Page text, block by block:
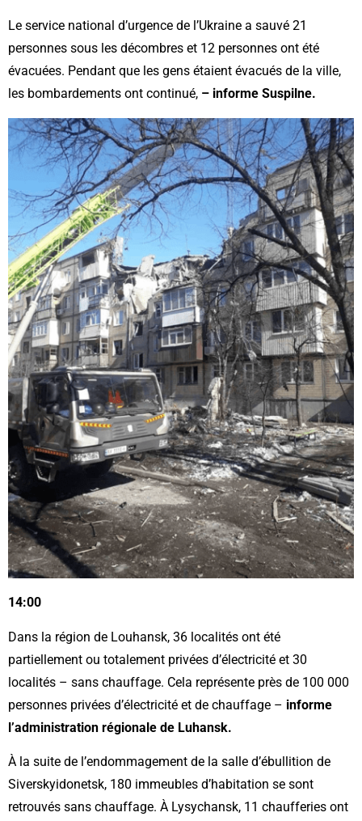
Le service national d’urgence de l’Ukraine a sauvé 21
personnes sous les décombres et 12 personnes ont été
évacuées. Pendant que les gens étaient évacués de la ville,
les bombardements ont continué, – informe Suspilne.
14:00
Dans la région de Louhansk, 36 localités ont été
partiellement ou totalement privées d’électricité et 30
localités – sans chauffage. Cela représente près de 100 000
personnes privées d’électricité et de chauffage – informe
l’administration régionale de Luhansk.
À la suite de l’endommagement de la salle d’ébullition de
Siverskyidonetsk, 180 immeubles d’habitation se sont
retrouvés sans chauffage. À Lysychansk, 11 chaufferies ont